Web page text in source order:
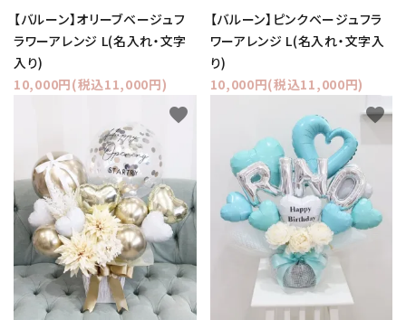
【バルーン】オリーブベージュフ
ラワーアレンジ L(名入れ・文字
入り)
10,000円(税込11,000円)
【バルーン】ピンクベージュフラ
ワーアレンジ L(名入れ・文字入
り)
10,000円(税込11,000円)
favorite favorite